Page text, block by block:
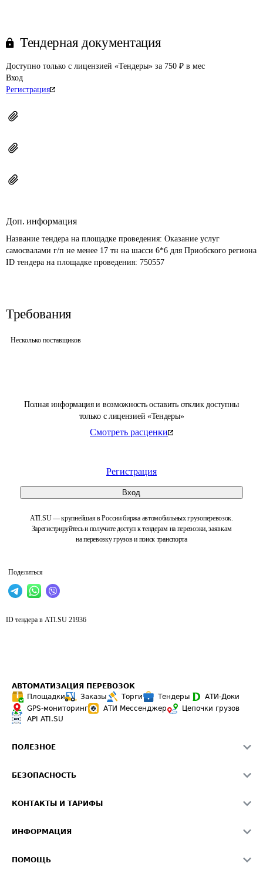
Полная информация и возможность оставить отклик доступны
только с лицензией «Тендеры»
Смотреть расценки
Регистрация
Вход
ATI.SU — крупнейшая в России биржа автомобильных грузоперевозок.
Зарегистрируйтесь и получите доступ к тендерам на перевозки, заявкам
на перевозку грузов и поиск транспорта
Поделиться
Тендерная документация
Доступно только с лицензией «Тендеры» за 750 ₽ в мес
Вход
Регистрация
Доп. информация
Название тендера на площадке проведения: Оказание услуг
самосвалами г/п не менее 17 тн на шасси 6*6 для Приобского региона
ID тендера на площадке проведения: 750557
Требования
Несколько поставщиков
ID тендера в ATI.SU 21936
АВТОМАТИЗАЦИЯ ПЕРЕВОЗОК
Площадки
Заказы Торги Тендеры
АТИ-Доки
GPS-мониторинг
АТИ Мессенджер
Цепочки грузов
API ATI.SU
ПОЛЕЗНОЕ
Звезды ATI.SU на вашем сайте
Средние ставки
БЕЗОПАСНОСТЬ
Светофор+
О формировании Паспорта
КОНТАКТЫ И ТАРИФЫ
Реклама на сайте
ИНФОРМАЦИЯ
ПОМОЩЬ